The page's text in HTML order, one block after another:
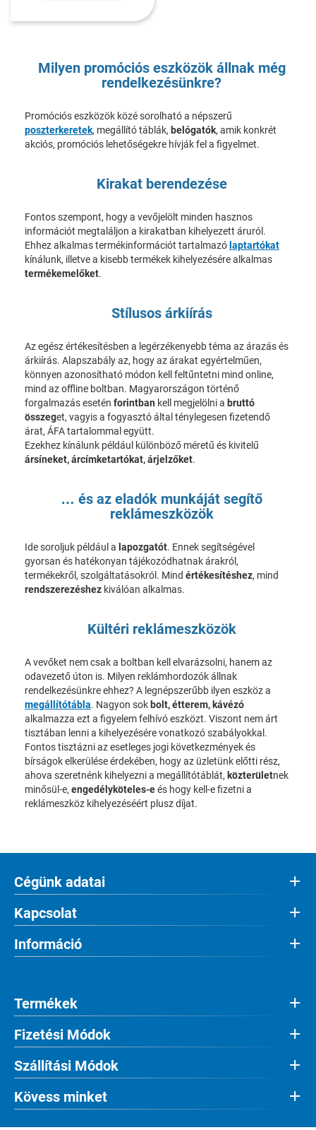
Milyen promóciós eszközök állnak még
rendelkezésünkre?
Promóciós eszközök közé sorolható a népszerű
poszterkeretek, megállító táblák, belógatók, amik konkrét
akciós, promóciós lehetőségekre hívják fel a figyelmet.
Kirakat berendezése
Fontos szempont, hogy a vevőjelölt minden hasznos
információt megtaláljon a kirakatban kihelyezett áruról.
Ehhez alkalmas termékinformációt tartalmazó laptartókat
kínálunk, illetve a kisebb termékek kihelyezésére alkalmas
termékemelőket.
Stílusos árkiírás
Az egész értékesítésben a legérzékenyebb téma az árazás és
árkiírás. Alapszabály az, hogy az árakat egyértelműen,
könnyen azonosítható módon kell feltűntetni mind online,
mind az offline boltban. Magyarországon történő
forgalmazás esetén forintban kell megjelölni a bruttó
összeget, vagyis a fogyasztó által ténylegesen fizetendő
árat, ÁFA tartalommal együtt.
Ezekhez kínálunk például különböző méretű és kivitelű
ársíneket, árcímketartókat, árjelzőket.
… és az eladók munkáját segítő
reklámeszközök
Ide soroljuk például a lapozgatót. Ennek segítségével
gyorsan és hatékonyan tájékozódhatnak árakról,
termékekről, szolgáltatásokról. Mind értékesítéshez, mind
rendszerezéshez kiválóan alkalmas.
Kültéri reklámeszközök
A vevőket nem csak a boltban kell elvarázsolni, hanem az
odavezető úton is. Milyen reklámhordozók állnak
rendelkezésünkre ehhez? A legnépszerűbb ilyen eszköz a
megállítótábla. Nagyon sok bolt, étterem, kávézó
alkalmazza ezt a figyelem felhívó eszközt. Viszont nem árt
tisztában lenni a kihelyezésére vonatkozó szabályokkal.
Fontos tisztázni az esetleges jogi következmények és
bírságok elkerülése érdekében, hogy az üzletünk előtti rész,
ahova szeretnénk kihelyezni a megállítótáblát, közterületnek
minősül-e, engedélyköteles-eés hogy kell-e fizetni a
reklámeszköz kihelyezéséért plusz díjat.
Cégünk adatai
Kapcsolat
Információ
Termékek
Fizetési Módok
Szállítási Módok
Kövess minket